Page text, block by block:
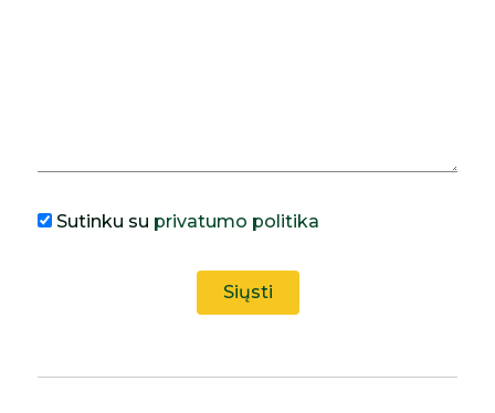
Sutinku su privatumo politika